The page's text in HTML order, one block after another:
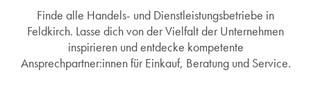
Finde alle Handels- und Dienstleistungsbetriebe in
Feldkirch. Lasse dich von der Vielfalt der Unternehmen
inspirieren und entdecke kompetente
Ansprechpartner:innen für Einkauf, Beratung und Service.